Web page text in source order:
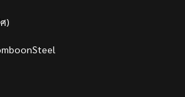
)